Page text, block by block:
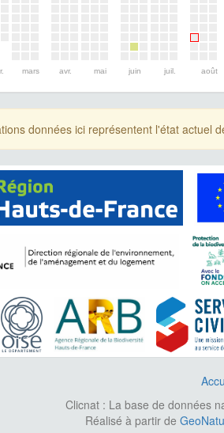
mars avr. mai juin juil. août
données ici représentent l'état actuel
Clicnat : La base de données
Réalisé à partir de